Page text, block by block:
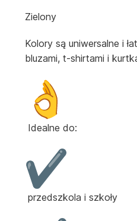
Zielony
Kolory są uniwersalne i
bluzami, t-shirtami i
Idealne do:
przedszkola i szkoły